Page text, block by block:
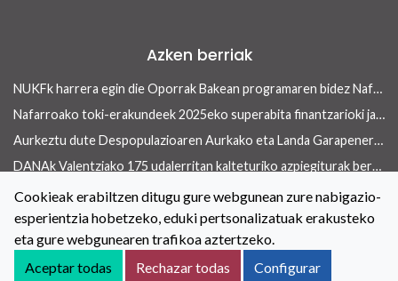
Azken berriak
NUKFk harrera egin die Oporrak Bakean programaren bidez Nafarroara uda igarotzera etorritako saharar haurrei
Nafarroako toki-erakundeek 2025eko superabita finantzarioki jasangarriak diren inbertsioak egiteko erabili ahalko dute 13/2026 Errege lege-dekretua onetsi ondoren
Aurkeztu dute Despopulazioaren Aurkako eta Landa Garapenerako Foru Legearen aurreproiektua
DANAk Valentziako 175 udalerritan kalteturiko azpiegiturak berreraikitzen parte-hartuko dute Nafarroako toki-erakundeek
Toki-erakundeetan berdintasuneko politikak indartzeko hitzarmena berritu dute NUKFk eta Nafarroako Gobernuak
Kontaktua Lege oharra
Cookieei buruzko Politika
Irisgarritasuna
Pribatutasun-abisua Salaketen kanala
Cookieak erabiltzen ditugu gure webgunean zure nabigazio-
esperientzia hobetzeko, eduki pertsonalizatuak erakusteko
eta gure webgunearen trafikoa aztertzeko.
Aceptar todas
Rechazar todas Configurar